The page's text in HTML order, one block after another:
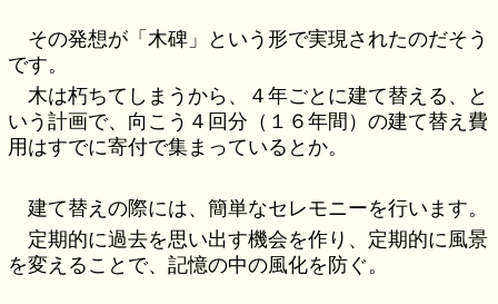
その発想が「木碑」という形で実現されたのだそう
です。
木は朽ちてしまうから、４年ごとに建て替える、と
いう計画で、向こう４回分（１６年間）の建て替え費
用はすでに寄付で集まっているとか。
建て替えの際には、簡単なセレモニーを行います。
定期的に過去を思い出す機会を作り、定期的に風景
を変えることで、記憶の中の風化を防ぐ。